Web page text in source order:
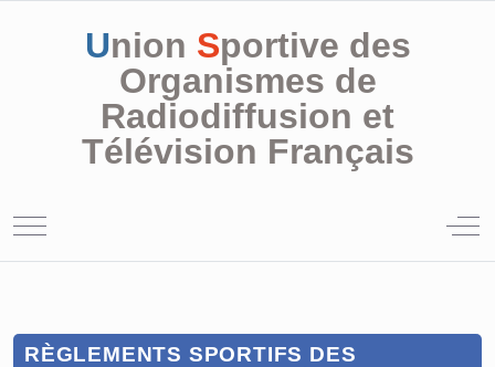
Union Sportive des
Organismes de
Radiodiffusion et
Télévision Français
Mobile Menu Toggle Off-
RÈGLEMENTS SPORTIFS DES